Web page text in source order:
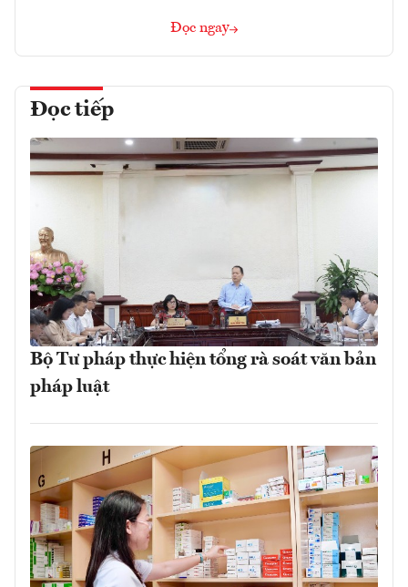
Đọc ngay
Đọc tiếp
Bộ Tư pháp thực hiện tổng rà soát văn bản
pháp luật